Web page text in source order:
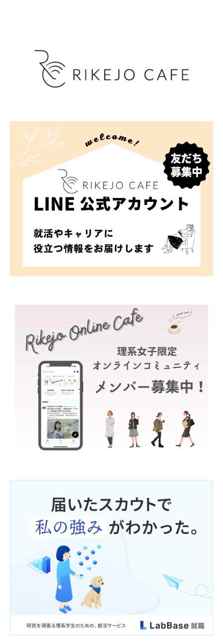
法令により開示又は提供が許容されている場合。
■ 第三者の範囲
以下の場合に個人情報の提供を受ける者は、第三者に該当
しないこととします。
取り扱いの全部又は一部を委託する場合。なお、委託先に
おける個人情報の取り扱いについては当社が責任を負いま
す。
当社の合併その他の事由による事業の承継に伴って個人情
報が提供される場合。
■ 第三者提供に関する免責事項
以下の場合は、第三者による個人情報の取得に関し、当社
は何らの責任を負いません。
利用者自らが本サービスの機能又は別の手段を用いて特定
の企業に個人情報を明らかにする場合。
利用者の活動情報又はその他の利用者が本サービスに入力
した情報により、期せずして本人が特定できてしまった場
から個人情報が提供され、又それが利用された場合。
利用者本人以外が利用者個人を識別できる情報（会員ID・
パスワード等）を入手した場合。
■ 外部委託について
当社は個人情報の取り扱いの全部又は一部を外部に委託す
る場合があります。委託を行う場合には、充分な個人情報
保護水準を確保していることを条件として委託先を選定
し、個人情報保護に関する契約を結んだ上で行います。
又、当該委託先における管理については必要かつ適切な監
督を行います。
■ 統計処理されたデータの利用
当社は提供された個人情報をもとに、個人を特定できない
の著作権は当社に帰属するものとします。
■ 本人確認について
当社は、個人情報の開示・訂正・削除もしくは利用停止の
求めに応じる場合等には、個人を識別できる情報（氏名、
住所、電話番号、メールアドレス、会員ID、パスワード
等）により、利用者本人であることを確認します。利用者
本人以外が個人を識別できる情報を使用した場合、当社は
責任を負わないものとします。
■ 個人情報の管理について
当社は個人情報への不当なアクセス又は個人情報の紛失、